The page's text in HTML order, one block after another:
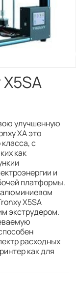
улучшенную
XA это
с
как
и
платформы.
X5SA
экструдером.
расходных
как для